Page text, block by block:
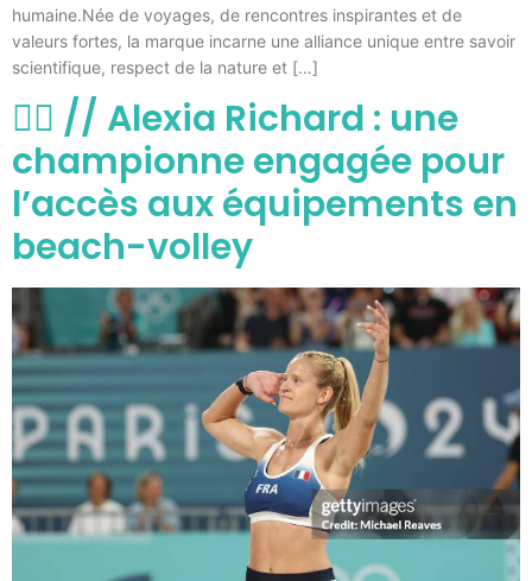
humaine.Née de voyages, de rencontres inspirantes et de
valeurs fortes, la marque incarne une alliance unique entre savoir
scientifique, respect de la nature et […]
🤾‍♀️ // Alexia Richard : une
championne engagée pour
l’accès aux équipements en
beach-volley